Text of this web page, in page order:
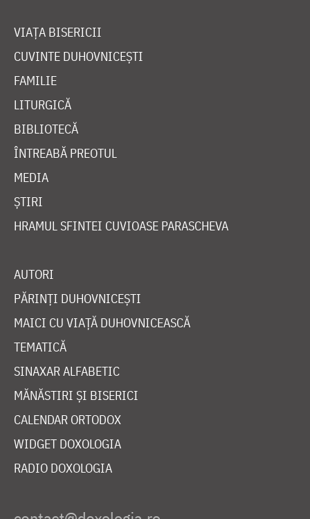
VIAȚA BISERICII
CUVINTE DUHOVNICEȘTI
FAMILIE
LITURGICĂ
BIBLIOTECĂ
ÎNTREABĂ PREOTUL
MEDIA
ȘTIRI
HRAMUL SFINTEI CUVIOASE PARASCHEVA
AUTORI
PĂRINȚI DUHOVNICEȘTI
MAICI CU VIAȚĂ DUHOVNICEASCĂ
TEMATICĂ
SINAXAR ALFABETIC
MĂNĂSTIRI ȘI BISERICI
CALENDAR ORTODOX
WIDGET DOXOLOGIA
RADIO DOXOLOGIA